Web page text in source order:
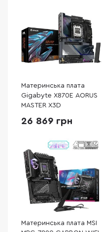
Материнська плата
Gigabyte X870E AORUS
MASTER X3D
26 869 грн
Материнська плата MSI